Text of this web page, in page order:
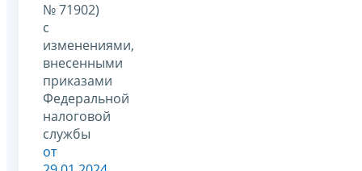
№ 71902)
с
изменениями,
внесенными
приказами
Федеральной
налоговой
службы
от